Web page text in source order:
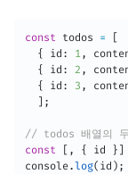
const todos =
[
{ id : 1 ,
{ id : 2 ,
{ id : 3 ,
] ;
// todos 배열의 두
const
[ , { id } ]
console.log( id ) ;